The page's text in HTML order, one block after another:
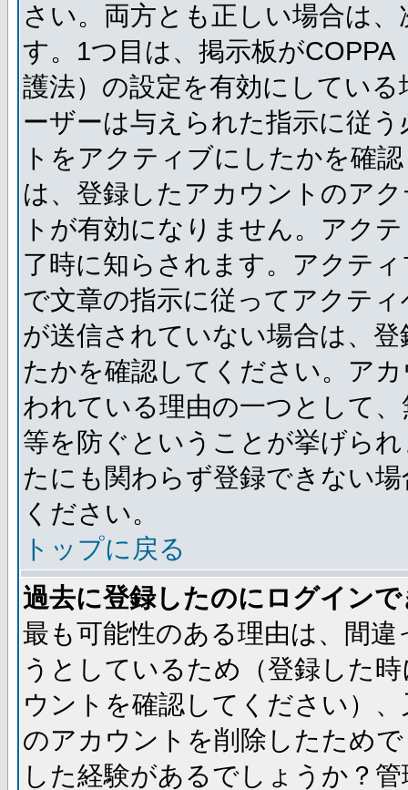
さい。両方とも正しい場合は
す。1つ目は、掲示板が
護法）の設定を有効にしてい
ーザーは与えられた指示に従
トをアクティブにしたかを確
は、登録したアカウントのア
トが有効になりません。アク
了時に知らされます。アクテ
で文章の指示に従ってアクテ
が送信されていない場合は、
たかを確認してください。ア
われている理由の一つとして
等を防ぐということが挙げら
たにも関わらず登録できない
ください。
トップに戻る
過去に登録したのにログイン
最も可能性のある理由は、間
うとしているため（登録した
ウントを確認してください）
のアカウントを削除したため
した経験があるでしょうか？